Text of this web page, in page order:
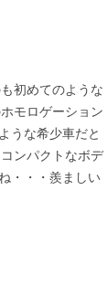
初めてのような
モロゲーション
うな希少車だと
ンパクトなボデ
・・・羨ましい